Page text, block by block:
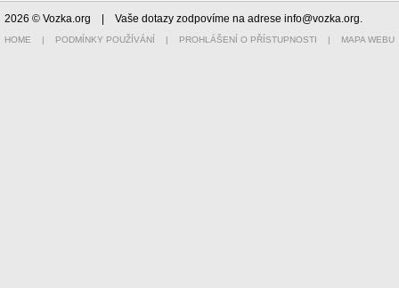
2026 © Vozka.org | Vaše dotazy zodpovíme na adrese info@vozka.org.
HOME | PODMÍNKY POUŽÍVÁNÍ | PROHLÁŠENÍ O PŘÍSTUPNOSTI | MAPA WEBU